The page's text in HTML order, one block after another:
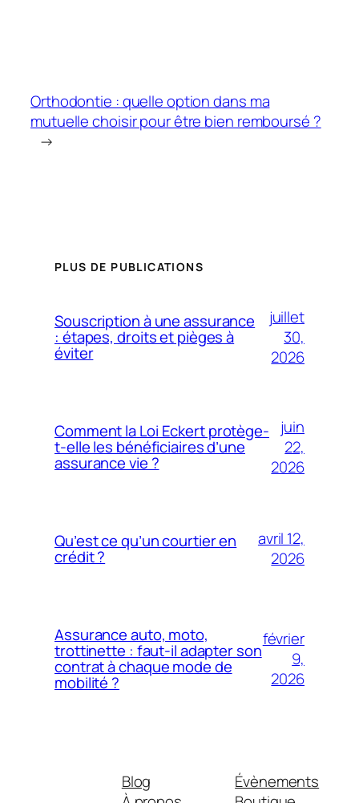
Orthodontie : quelle option dans ma
mutuelle choisir pour être bien remboursé ?
→
PLUS DE PUBLICATIONS
Souscription à une assurance
: étapes, droits et pièges à
éviter
juillet
30,
2026
Comment la Loi Eckert protège-
t-elle les bénéficiaires d’une
assurance vie ?
juin
22,
2026
Qu’est ce qu’un courtier en
crédit ?
avril 12,
2026
Assurance auto, moto,
trottinette : faut-il adapter son
contrat à chaque mode de
mobilité ?
février
9,
2026
Blog
Évènements